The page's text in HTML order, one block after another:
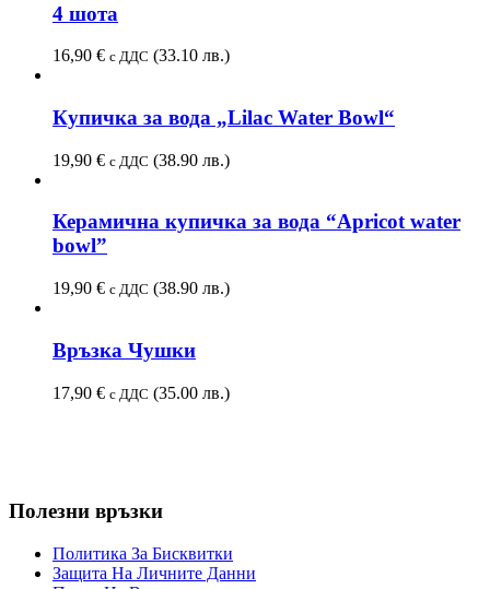
4 шота
16,90 € с ДДС (33.10 лв.)
Купичка за вода „Lilac Water Bowl“
19,90 € с ДДС (38.90 лв.)
Керамична купичка за вода “Apricot water
bowl”
19,90 € с ДДС (38.90 лв.)
Връзка Чушки
17,90 € с ДДС (35.00 лв.)
Полезни връзки
Политика За Бисквитки
Защита На Личните Данни